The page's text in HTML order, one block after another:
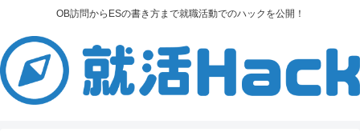
OB訪問からESの書き方まで就職活動でのハックを公開！